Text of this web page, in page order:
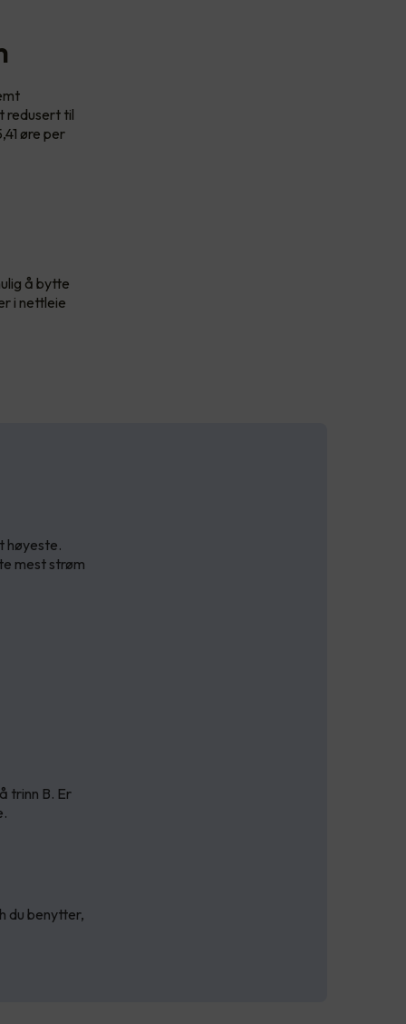
redusert til
øre per
å bytte
i nettleie
høyeste.
mest strøm
trinn B. Er
du benytter,